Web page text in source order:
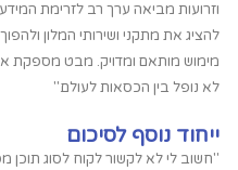
וזרועות מביאה ערך רב לזרימת
להציג את מתקני ושירותי המלון
מימוש מותאם ומדויק. מבט מספקת
לא נופל בין הכסאות לעולם."
ייחוד נוסף לסיכום
"חשוב לי לא לקשור לקוח לסוג תוכן